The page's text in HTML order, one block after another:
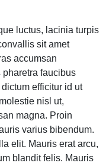
luctus, lacinia turpis
sit amet
accumsan
faucibus
efficitur id ut
nisl ut,
magna. Proin
varius bibendum.
elit. Mauris erat arcu,
blandit felis. Mauris